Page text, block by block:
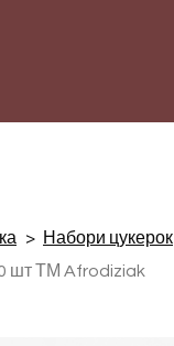
Набори цукерок
шт ТМ Afrodiziak